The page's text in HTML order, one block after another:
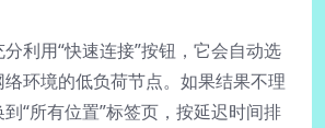
利用“快速连接”按钮，它会自动选
环境的低负荷节点。如果结果不理
“所有位置”标签页，按延迟时间排